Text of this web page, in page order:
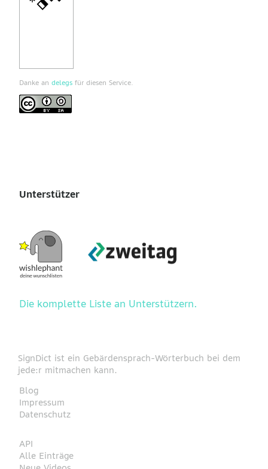
Danke an delegs für diesen Service.
Unterstützer
Die komplette Liste an Unterstützern.
SignDict ist ein Gebärdensprach-Wörterbuch bei dem
jede:r mitmachen kann.
Blog
Impressum
Datenschutz
API
Alle Einträge